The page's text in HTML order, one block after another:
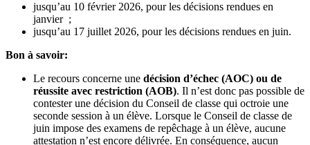
jusqu’au 10 février 2026, pour les décisions rendues en
janvier ;
jusqu’au 17 juillet 2026, pour les décisions rendues en juin.
Bon à savoir:
Le recours concerne une décision d’échec (AOC) ou de
réussite avec restriction (AOB). Il n’est donc pas possible de
contester une décision du Conseil de classe qui octroie une
seconde session à un élève. Lorsque le Conseil de classe de
juin impose des examens de repêchage à un élève, aucune
attestation n’est encore délivrée. En conséquence, aucun